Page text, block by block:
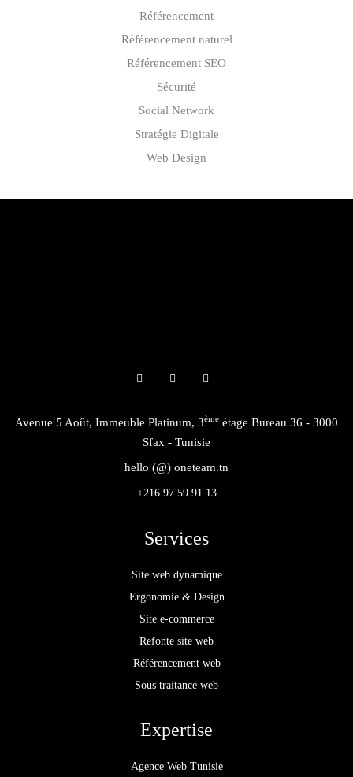
Référencement
Référencement naturel
Référencement SEO
Sécurité
Social Network
Stratégie Digitale
Web Design
Avenue 5 Août, Immeuble Platinum, 3ème étage Bureau 36 - 3000
Sfax - Tunisie
hello (@) oneteam.tn
+216 97 59 91 13
Services
Site web dynamique
Ergonomie & Design
Site e-commerce
Refonte site web
Référencement web
Sous traitance web
Expertise
Agence Web Tunisie